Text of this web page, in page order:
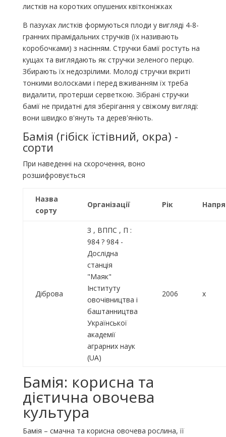
листків на коротких опушених квітконіжках
В пазухах листків формуються плоди у вигляді 4-8-
гранних пірамідальних стручків (їх називають
коробочками) з насінням. Стручки бамії ростуть на
кущах та виглядають як стручки зеленого перцю.
Збирають їх недозрілими. Молоді стручки вкриті
тонкими волосками і перед вживанням їх треба
видалити, протерши серветкою. Зібрані стручки
бамії не придатні для зберігання у свіжому вигляді:
вони швидко в'януть та дерев'яніють.
Бамія (гібіск їстівний, окра) -
сорти
При наведенні на скорочення, воно
розшифровується
Назва
сорту
Організації Рік
Діброва
З , ВППС , П :
984 ? 984 -
Дослідна
станція
"Маяк"
Інституту
овочівництва і
баштанництва
Української
академії
аграрних наук
(UA)
2006 x
Бамія: корисна та
дієтична овочева
культура
Бамія – смачна та корисна овочева рослина, її